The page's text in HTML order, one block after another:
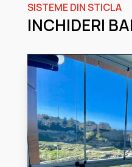
SISTEME DIN STICLA
INCHIDERI